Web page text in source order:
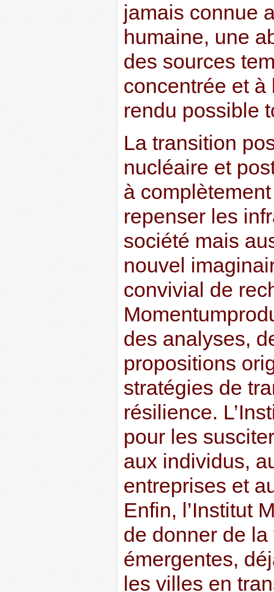
jamais connue
humaine, une
des sources
concentrée et à
rendu possible
La transition
nucléaire et
à
repenser les
société mais
nouvel
convivial de
des analyses,
propositions
stratégies de
résilience.
pour les
aux individus,
entreprises et
Enfin, l’Institut
de donner de
émergentes,
les villes en